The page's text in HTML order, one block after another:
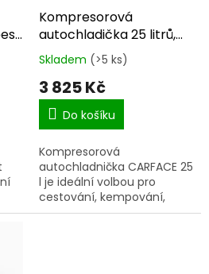
Kompresorová
autochladička 25 litrů,
-20C
Průměrné
produktu
5,0
5
hvězdiček.
Skladem (>5 ks)
3 825 Kč
Do košíku
Kompresorová
autochladnička CARFACE 25
l je ideální volbou pro
cestování, kempování,
rybaření i dovolenou. Díky